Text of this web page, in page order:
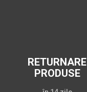
RETURNARE
PRODUSE